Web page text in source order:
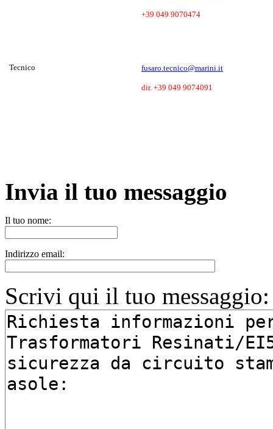
+39 049 9070474
Tecnico fusaro.tecnico@marini.it
dir. +39 049 9074091
Invia il tuo messaggio
Il tuo nome:
Indirizzo email:
Scrivi qui il tuo messaggio: